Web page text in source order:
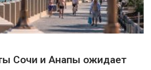
Сочи и Анапы ожидает